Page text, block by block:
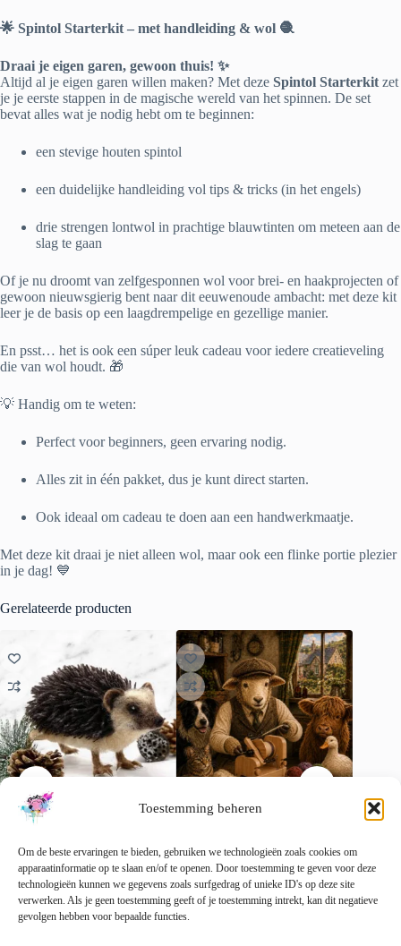
Toestemming beheren
Om de beste ervaringen te bieden, gebruiken we technologieën zoals cookies om
apparaatinformatie op te slaan en/of te openen. Door toestemming te geven voor deze
technologieën kunnen we gegevens zoals surfgedrag of unieke ID's op deze site
verwerken. Als je geen toestemming geeft of je toestemming intrekt, kan dit negatieve
gevolgen hebben voor bepaalde functies.
🌟 Spintol Starterkit – met handleiding & wol 🧶
Draai je eigen garen, gewoon thuis! ✨
Altijd al je eigen garen willen maken? Met deze Spintol Starterkit zet
je je eerste stappen in de magische wereld van het spinnen. De set
bevat alles wat je nodig hebt om te beginnen:
een stevige houten spintol
een duidelijke handleiding vol tips & tricks (in het engels)
drie strengen lontwol in prachtige blauwtinten om meteen aan de
slag te gaan
Of je nu droomt van zelfgesponnen wol voor brei- en haakprojecten of
gewoon nieuwsgierig bent naar dit eeuwenoude ambacht: met deze kit
leer je de basis op een laagdrempelige en gezellige manier.
En psst… het is ook een súper leuk cadeau voor iedere creatieveling
die van wol houdt. 🎁
💡 Handig om te weten:
Perfect voor beginners, geen ervaring nodig.
Alles zit in één pakket, dus je kunt direct starten.
Ook ideaal om cadeau te doen aan een handwerkmaatje.
Met deze kit draai je niet alleen wol, maar ook een flinke portie plezier
in je dag! 💙
Gerelateerde producten
naaldviltpakket
32.50 incl. btw
Toevoegen aan
winkelwagen
Fiberclub
27.50 incl. btw
Toevoegen aan
gram
Dit